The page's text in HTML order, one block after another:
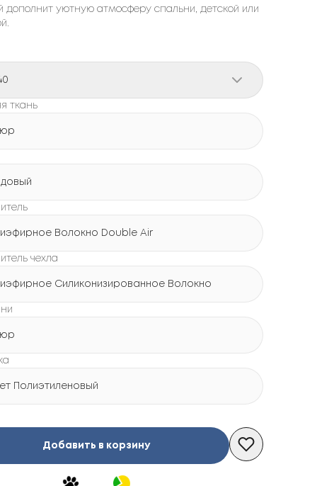
дополнит уютную атмосферу спальни, детской или
ткань
Волокно Double Air
чехла
Силиконизированное Волокно
Полиэтиленовый
Добавить в корзину